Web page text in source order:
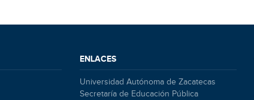
ENLACES
Universidad Autónoma de Zacatecas
Secretaría de Educación Pública